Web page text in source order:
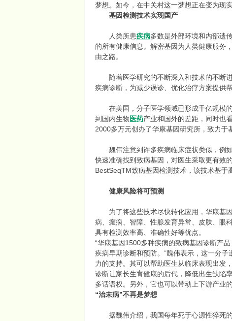
梦想。如今，在中关村这一梦想正在变为现实
基因检测技术实现国产
人类所患疾病多数是外部环境和内部遗
的所有健康信息。解密基因为人类健康服务
由之路。
随着医学研究的不断深入和技术的不断进
疾病诊断，为减少误诊、优化治疗方案提供
在美国，分子医学领域已形成千亿规模的
到国内生物医药产业和国外的差距，同时也
2000多万元创办了华康基因研究所，致力于
魏伟注意到许多疾病临床症状类似，例如
快速准确找到致病基因，对医生采取更有效
BestSeqTM致病基因检测技术，该技术基于
健康风险将可预测
为了将这些技术尽快转化应用，华康基因
病、癫痫、智障、性腺发育异常、皮肤、眼
具有检测效率高、准确性好等优点。
“华康基因1500多种疾病的致病基因诊断产
疾病早期诊断和预防。”魏伟表示，这一分
力的支持。其可以帮助医生从临床表现出发
诊断让家长生育健康的后代，降低出生缺陷
多话语权。另外，它也可以带动上下游产业
“治未病”不再是梦想
据魏伟介绍，我国每年死于心源性猝死的